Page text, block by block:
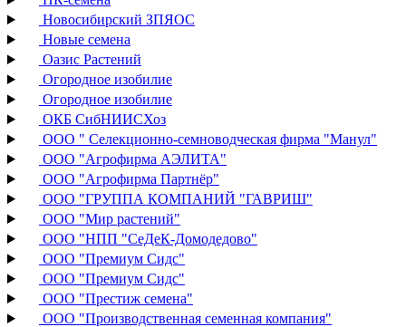
Новосибирский ЗПЯОС
Новые семена
Оазис Растений
Огородное изобилие
Огородное изобилие
ОКБ СибНИИСХоз
ООО " Селекционно-семноводческая фирма "Манул"
ООО "Агрофирма АЭЛИТА"
ООО "Агрофирма Партнёр"
ООО "ГРУППА КОМПАНИЙ "ГАВРИШ"
ООО "Мир растений"
ООО "НПП "СеДеК-Домодедово"
ООО "Премиум Сидс"
ООО "Премиум Сидс"
ООО "Престиж семена"
ООО "Производственная семенная компания"